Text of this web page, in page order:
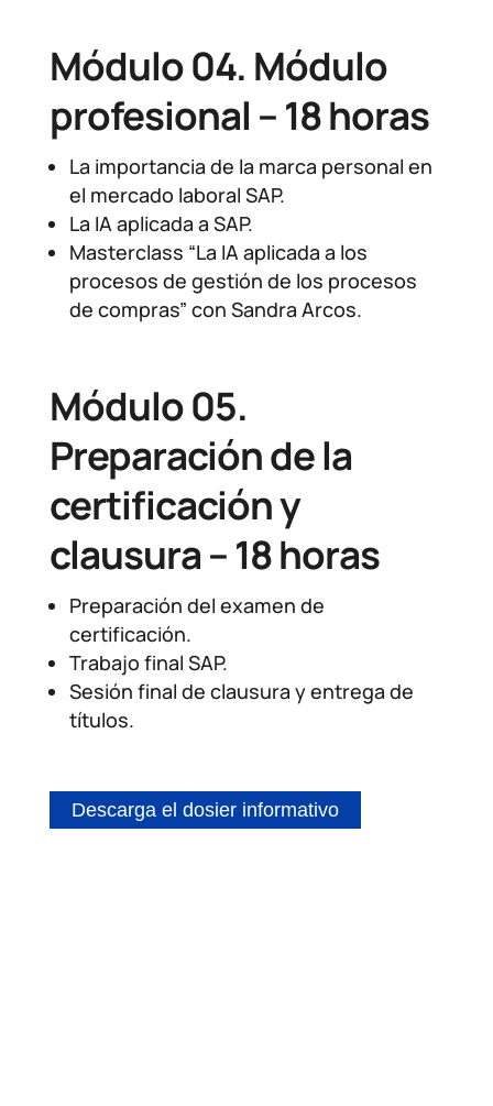
Módulo 04. Módulo
profesional – 18 horas
La importancia de la marca personal en
el mercado laboral SAP.
La IA aplicada a SAP.
Masterclass “La IA aplicada a los
procesos de gestión de los procesos
de compras” con Sandra Arcos.
Módulo 05.
Preparación de la
certificación y
clausura – 18 horas
Preparación del examen de
certificación.
Trabajo final SAP.
Sesión final de clausura y entrega de
títulos.
Descarga el dosier informativo